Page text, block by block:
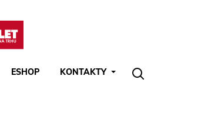
ESHOP
KONTAKTY